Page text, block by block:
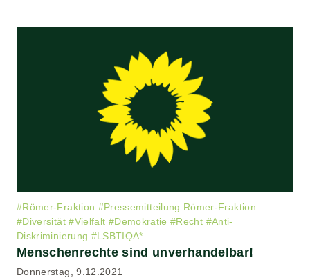
#Römer-Fraktion #Pressemitteilung Römer-Fraktion
#Diversität #Vielfalt #Demokratie #Recht #Anti-
Diskriminierung #LSBTIQA*
Menschenrechte sind unverhandelbar!
Donnerstag, 9.12.2021